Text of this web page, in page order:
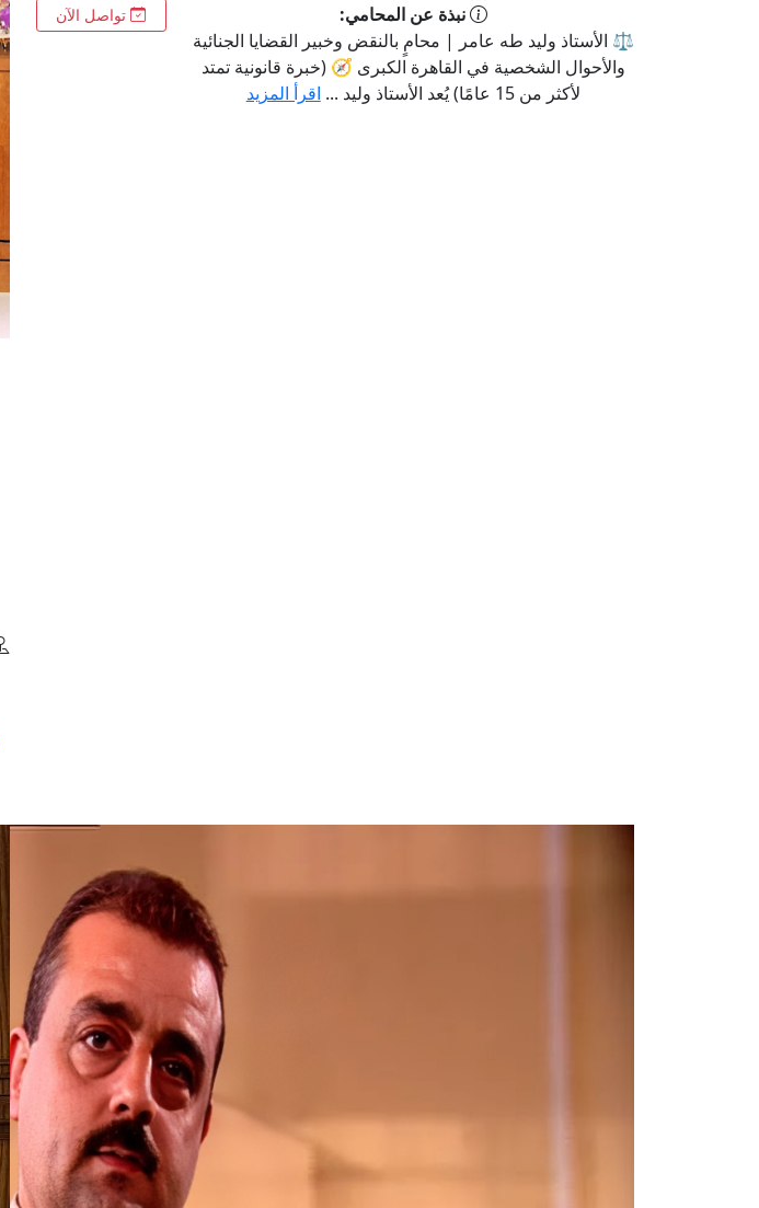
نبذة عن المحامي:
⚖️ الأستاذ وليد طه عامر | محامٍ بالنقض وخبير القضايا الجنائية
والأحوال الشخصية في القاهرة الكبرى 🧭 (خبرة قانونية تمتد
لأكثر من 15 عامًا) يُعد الأستاذ وليد ...
اقرأ المزيد
تواصل الآن